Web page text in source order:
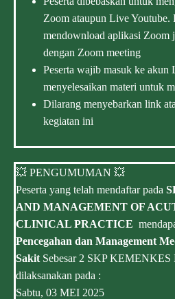
Zoom ataupun Live Youtube.
mendownload aplikasi Zoom
dengan Zoom meeting
Peserta wajib masuk ke
menyelesaikan materi untuk
Dilarang menyebarkan link
kegiatan ini
💥 PENGUMUMAN 💥
Peserta yang telah mendaftar pada
AND MANAGEMENT OF
CLINICAL PRACTICE
Pencegahan dan Management
Sakit Sebesar 2 SKP KEMENKES
dilaksanakan pada :
Sabtu, 03 MEI 2025